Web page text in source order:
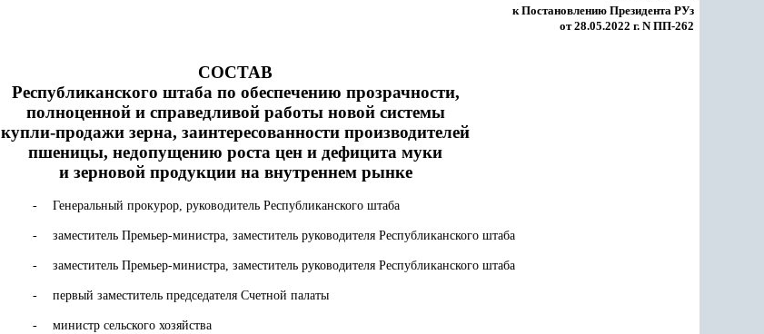
к Постановлению Президента РУз
от 28.05.2022 г. N ПП-262
СОСТАВ
Республиканского штаба по обеспечению прозрачности,
полноценной и справедливой работы новой системы
купли-продажи зерна, заинтересованности производителей
пшеницы, недопущению роста цен и дефицита муки
и зерновой продукции на внутреннем рынке
- Генеральный прокурор, руководитель Республиканского штаба
- заместитель Премьер-министра, заместитель руководителя Республиканского штаба
- заместитель Премьер-министра, заместитель руководителя Республиканского штаба
- первый заместитель председателя Счетной палаты
- министр сельского хозяйства